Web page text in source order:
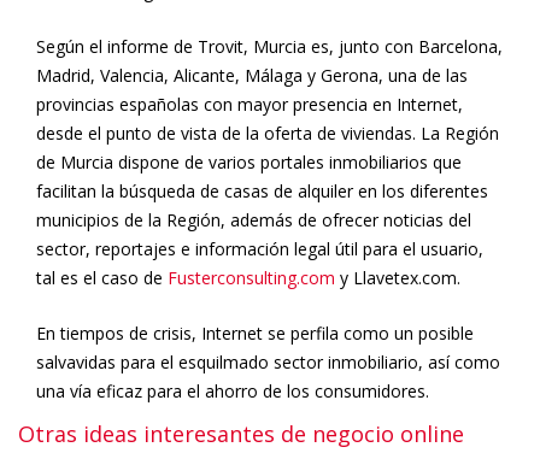
Según el informe de Trovit, Murcia es, junto con Barcelona,
Madrid, Valencia, Alicante, Málaga y Gerona, una de las
provincias españolas con mayor presencia en Internet,
desde el punto de vista de la oferta de viviendas. La Región
de Murcia dispone de varios portales inmobiliarios que
facilitan la búsqueda de casas de alquiler en los diferentes
municipios de la Región, además de ofrecer noticias del
sector, reportajes e información legal útil para el usuario,
tal es el caso de Fusterconsulting.com y Llavetex.com.
En tiempos de crisis, Internet se perfila como un posible
salvavidas para el esquilmado sector inmobiliario, así como
una vía eficaz para el ahorro de los consumidores.
Otras ideas interesantes de negocio online